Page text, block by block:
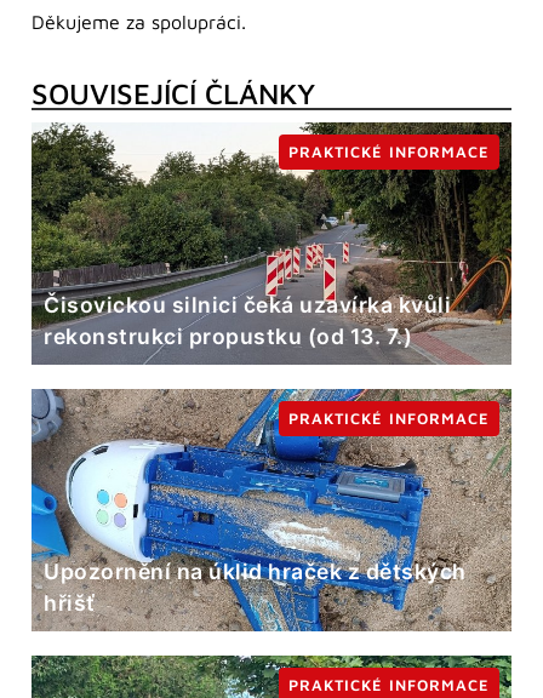
Děkujeme za spolupráci.
SOUVISEJÍCÍ ČLÁNKY
Čisovickou silnici čeká uzavírka kvůli
rekonstrukci propustku (od 13. 7.)
PRAKTICKÉ INFORMACE
Upozornění na úklid hraček z dětských
hřišť
PRAKTICKÉ INFORMACE
PRAKTICKÉ INFORMACE